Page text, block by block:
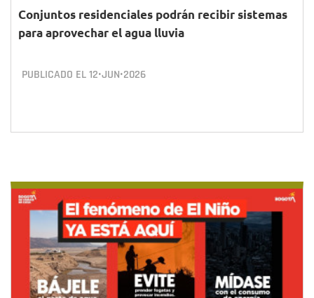
Conjuntos residenciales podrán recibir sistemas
para aprovechar el agua lluvia
PUBLICADO EL12•JUN•2026